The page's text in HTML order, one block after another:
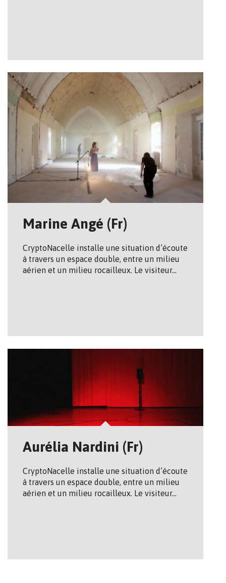
Marine Angé (Fr)
Crypto­Nacelle installe une situation d’écoute
à travers un espace double, entre un milieu
aérien et un milieu rocailleux. Le visiteur…
Aurélia Nardini (Fr)
Crypto­Nacelle installe une situation d’écoute
à travers un espace double, entre un milieu
aérien et un milieu rocailleux. Le visiteur…